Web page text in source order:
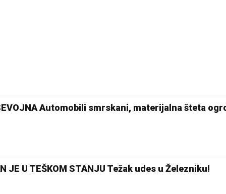
Automobili smrskani, materijalna šteta
JE U TEŠKOM STANJU Težak udes u Železniku!